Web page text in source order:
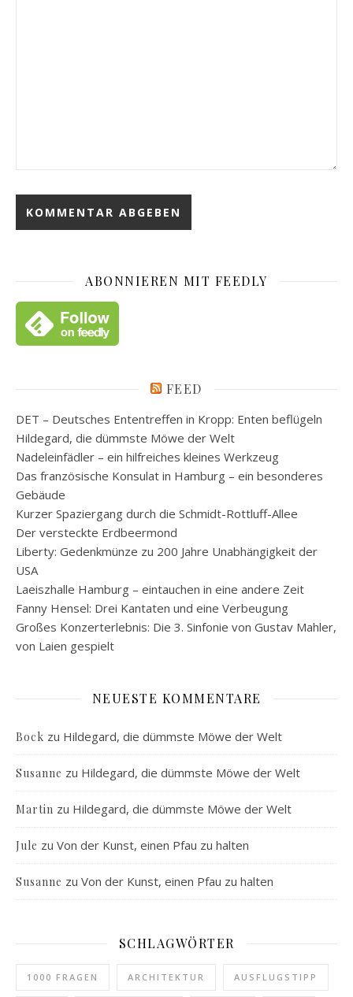
ABONNIEREN MIT FEEDLY
FEED
DET – Deutsches Ententreffen in Kropp: Enten beflügeln
Hildegard, die dümmste Möwe der Welt
Nadeleinfädler – ein hilfreiches kleines Werkzeug
Das französische Konsulat in Hamburg – ein besonderes
Gebäude
Kurzer Spaziergang durch die Schmidt-Rottluff-Allee
Der versteckte Erdbeermond
Liberty: Gedenkmünze zu 200 Jahre Unabhängigkeit der
USA
Laeiszhalle Hamburg – eintauchen in eine andere Zeit
Fanny Hensel: Drei Kantaten und eine Verbeugung
Großes Konzerterlebnis: Die 3. Sinfonie von Gustav Mahler,
von Laien gespielt
NEUESTE KOMMENTARE
Bock zu Hildegard, die dümmste Möwe der Welt
Susanne zu Hildegard, die dümmste Möwe der Welt
Martin zu Hildegard, die dümmste Möwe der Welt
Jule zu Von der Kunst, einen Pfau zu halten
Susanne zu Von der Kunst, einen Pfau zu halten
SCHLAGWÖRTER
1000 FRAGEN ARCHITEKTUR AUSFLUGSTIPP